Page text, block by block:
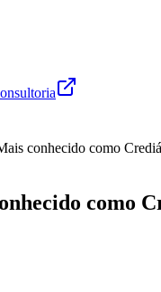
conhecido como
como